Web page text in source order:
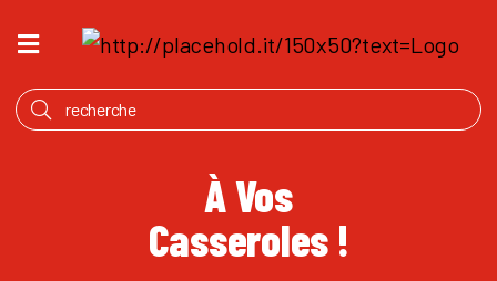
ACCUEIL
QU’EST
À Vos
Casseroles !